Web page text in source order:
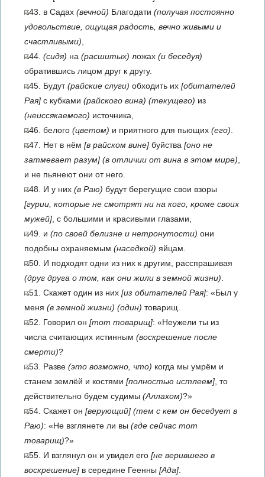
43. в Садах (вечной) Благодати (получая постоянно
удовольствие, ощущая радость, вечно живыми и
счастливыми)
44. (сидя) на (расшитых) ложах (и беседуя)
обратившись лицом друг к другу.
45. Будут(райские слуги) обходить их [обитателей
Рая] с кубками (райского вина) (текущего) из
(неиссякаемого) источника,
46. белого (цветом) и приятного для пьющих (его)
47. Нет в нём [в райском вине] буйства [оно не
затмевает разум] (в отличии от вина в этом мире)
и не пьянеют они от него.
48. И у них (в Раю) будут берегущие свои взоры
[гурии, которые не смотрят ни на кого, кроме своих
мужей] , с большими и красивыми глазами,
49. и (по своей белизне и нетронутости) они
подобны охраняемым (наседкой) яйцам.
50. И подходят одни из них к другим, расспрашивая
(друг друга о том, как они жили в земной жизни)
51. Скажет один из них [из обитателей Рая]: «Был у
меня (в земной жизни) (один) товарищ.
52. Говорил он [тот товарищ]: «Неужели ты из
числа считающих истинным (воскрешение после
смерти)?
53. Разве (это возможно, что) когда мы умрём и
станем землёй и костями [полностью истлеем] , то
действительно будем судимы (Аллахом)?»
54. Скажет он [верующий] (тем с кем он беседует в
Раю): «Не взглянете ли вы (где сейчас тот
товарищ)?»
55. И взглянул он и увидел его [не верившего в
воскрешение] в середине Геенны [Ада]